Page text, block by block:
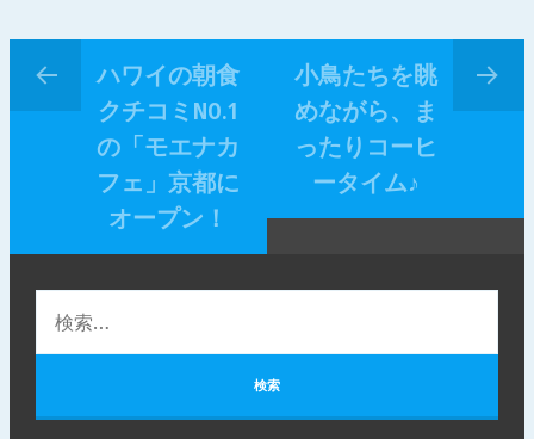
ハワイの朝食
クチコミNO.1
の「モエナカ
フェ」京都に
オープン！
小鳥たちを眺
めながら、ま
ったりコーヒ
ータイム♪